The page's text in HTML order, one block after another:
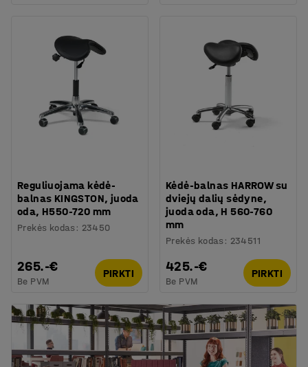
Reguliuojama kėdė-
balnas KINGSTON, juoda
oda, H550-720 mm
Prekės kodas : 23450
265.-€
Be PVM
PIRKTI
Kėdė-balnas HARROW su
dviejų dalių sėdyne,
juoda oda, H 560-760
mm
Prekės kodas : 234511
425.-€
Be PVM
PIRKTI